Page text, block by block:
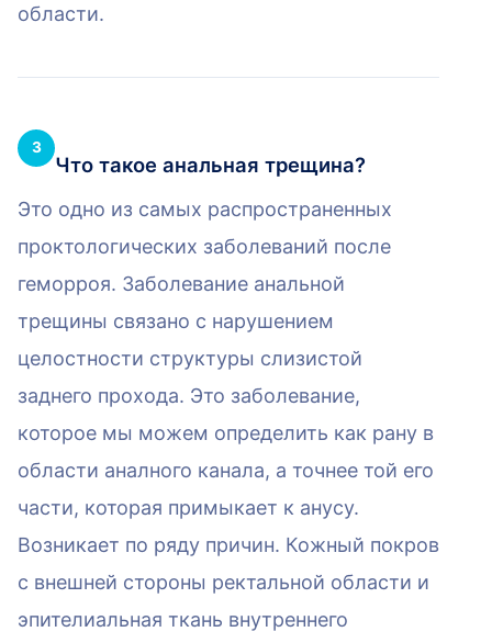
области.
3
Что такое анальная трещина?
Это одно из самых распространенных
проктологических заболеваний после
геморроя. Заболевание анальной
трещины связано с нарушением
целостности структуры слизистой
заднего прохода. Это заболевание,
которое мы можем определить как рану в
области аналного канала, а точнее той его
части, которая примыкает к анусу.
Возникает по ряду причин. Кожный покров
с внешней стороны ректальной области и
эпителиальная ткань внутреннего